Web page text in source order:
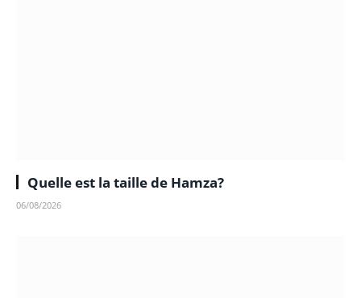
Quelle est la taille de Hamza?
06/08/2026